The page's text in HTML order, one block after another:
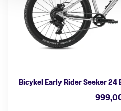
Bicykel Early Rider Seeker